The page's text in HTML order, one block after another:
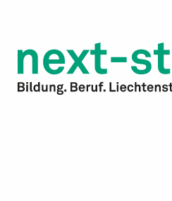
Laufbahn &
Beratung &